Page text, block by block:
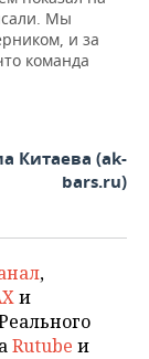
Мы
и за
команда
Китаева (ak-
bars.ru)
,
и
Rutube и